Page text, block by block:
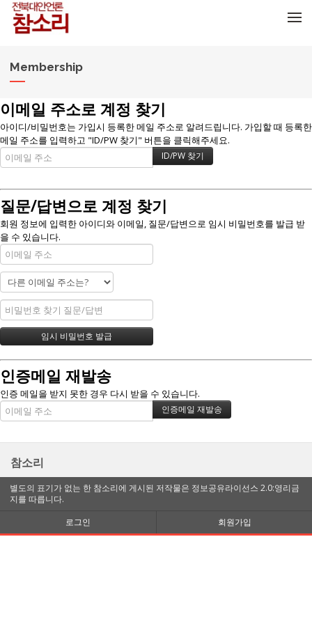
Membership
이메일 주소로 계정 찾기
아이디/비밀번호는 가입시 등록한 메일 주소로 알려드립니다. 가입할 때 등록한
메일 주소를 입력하고 "ID/PW 찾기" 버튼을 클릭해주세요.
질문/답변으로 계정 찾기
회원 정보에 입력한 아이디와 이메일, 질문/답변으로 임시 비밀번호를 발급 받
을 수 있습니다.
인증메일 재발송
인증 메일을 받지 못한 경우 다시 받을 수 있습니다.
참소리
별도의 표기가 없는 한 참소리에 게시된 저작물은 정보공유라이선스 2.0:영리금
지를 따릅니다.
로그인
회원가입